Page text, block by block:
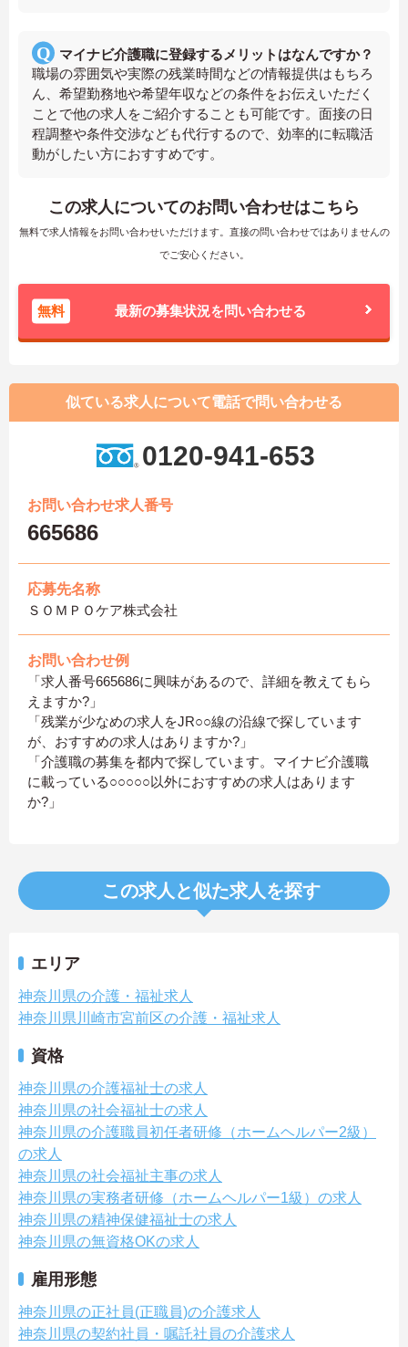
マイナビ介護職に登録するメリットはなんですか？
職場の雰囲気や実際の残業時間などの情報提供はもちろ
ん、希望勤務地や希望年収などの条件をお伝えいただく
ことで他の求人をご紹介することも可能です。面接の日
程調整や条件交渉なども代行するので、効率的に転職活
動がしたい方におすすめです。
この求人についてのお問い合わせはこちら
無料で求人情報をお問い合わせいただけます。直接の問い合わせではありませんの
でご安心ください。
無料 最新の募集状況を問い合わせる
似ている求人について電話で問い合わせる
0120-941-653
お問い合わせ求人番号
665686
応募先名称
ＳＯＭＰＯケア株式会社
お問い合わせ例
「求人番号665686に興味があるので、詳細を教えてもら
えますか?」
「残業が少なめの求人をJR○○線の沿線で探しています
が、おすすめの求人はありますか?」
「介護職の募集を都内で探しています。マイナビ介護職
に載っている○○○○○以外におすすめの求人はあります
か?」
この求人と似た求人を探す
エリア
神奈川県の介護・福祉求人
神奈川県川崎市宮前区の介護・福祉求人
資格
神奈川県の介護福祉士の求人
神奈川県の社会福祉士の求人
神奈川県の介護職員初任者研修（ホームヘルパー2級）
の求人
神奈川県の社会福祉主事の求人
神奈川県の実務者研修（ホームヘルパー1級）の求人
神奈川県の精神保健福祉士の求人
神奈川県の無資格OKの求人
雇用形態
神奈川県の正社員(正職員)の介護求人
神奈川県の契約社員・嘱託社員の介護求人